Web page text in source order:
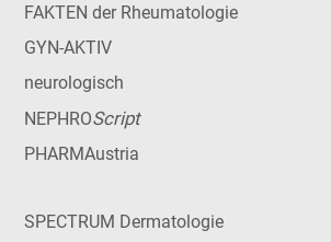
FAKTEN der Rheumatologie
GYN-AKTIV
neurologisch
NEPHROScript
PHARMAustria
SPECTRUM Dermatologie